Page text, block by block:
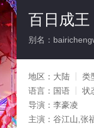
百日成王
别名：
地区： 大陆 类
语言： 国语 状
导演： 李豪凌
主演： 谷江山,张